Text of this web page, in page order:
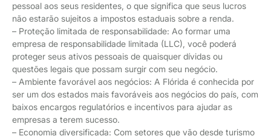
pessoal aos seus residentes, o que significa que seus lucros
não estarão sujeitos a impostos estaduais sobre a renda.
– Proteção limitada de responsabilidade: Ao formar uma
empresa de responsabilidade limitada (LLC), você poderá
proteger seus ativos pessoais de quaisquer dívidas ou
questões legais que possam surgir com seu negócio.
– Ambiente favorável aos negócios: A Flórida é conhecida por
ser um dos estados mais favoráveis aos negócios do país, com
baixos encargos regulatórios e incentivos para ajudar as
empresas a terem sucesso.
– Economia diversificada: Com setores que vão desde turismo